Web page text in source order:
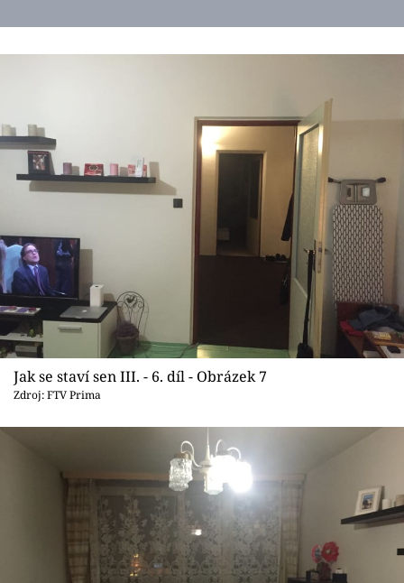
Jak se staví sen III. - 6. díl - Obrázek 7
Zdroj: FTV Prima